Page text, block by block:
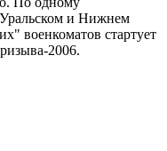
Уральском и Нижнем
военкоматов стартует
2006.